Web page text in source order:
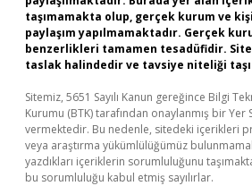
taşımamakta olup, gerçek kurum ve
paylaşım yapılmamaktadır. Gerçek
benzerlikleri tamamen tesadüfidir.
taslak halindedir ve tavsiye niteliği
Sitemiz, 5651 Sayılı Kanun gereğince Bilgi
Kurumu (BTK) tarafından onaylanmış bir Yer
vermektedir. Bu nedenle, sitedeki içerikleri
veya araştırma yükümlülüğümüz
yazdıkları içeriklerin sorumluluğunu
bu sorumluluğu kabul etmiş sayılırlar.